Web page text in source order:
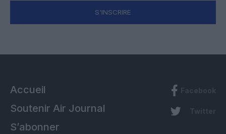
S'INSCRIRE
Accueil
Soutenir Air Journal
S’abonner